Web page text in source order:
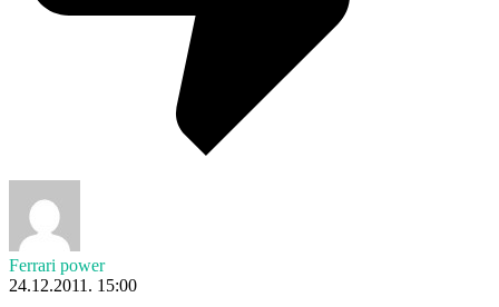
Ferrari power
24.12.2011. 15:00